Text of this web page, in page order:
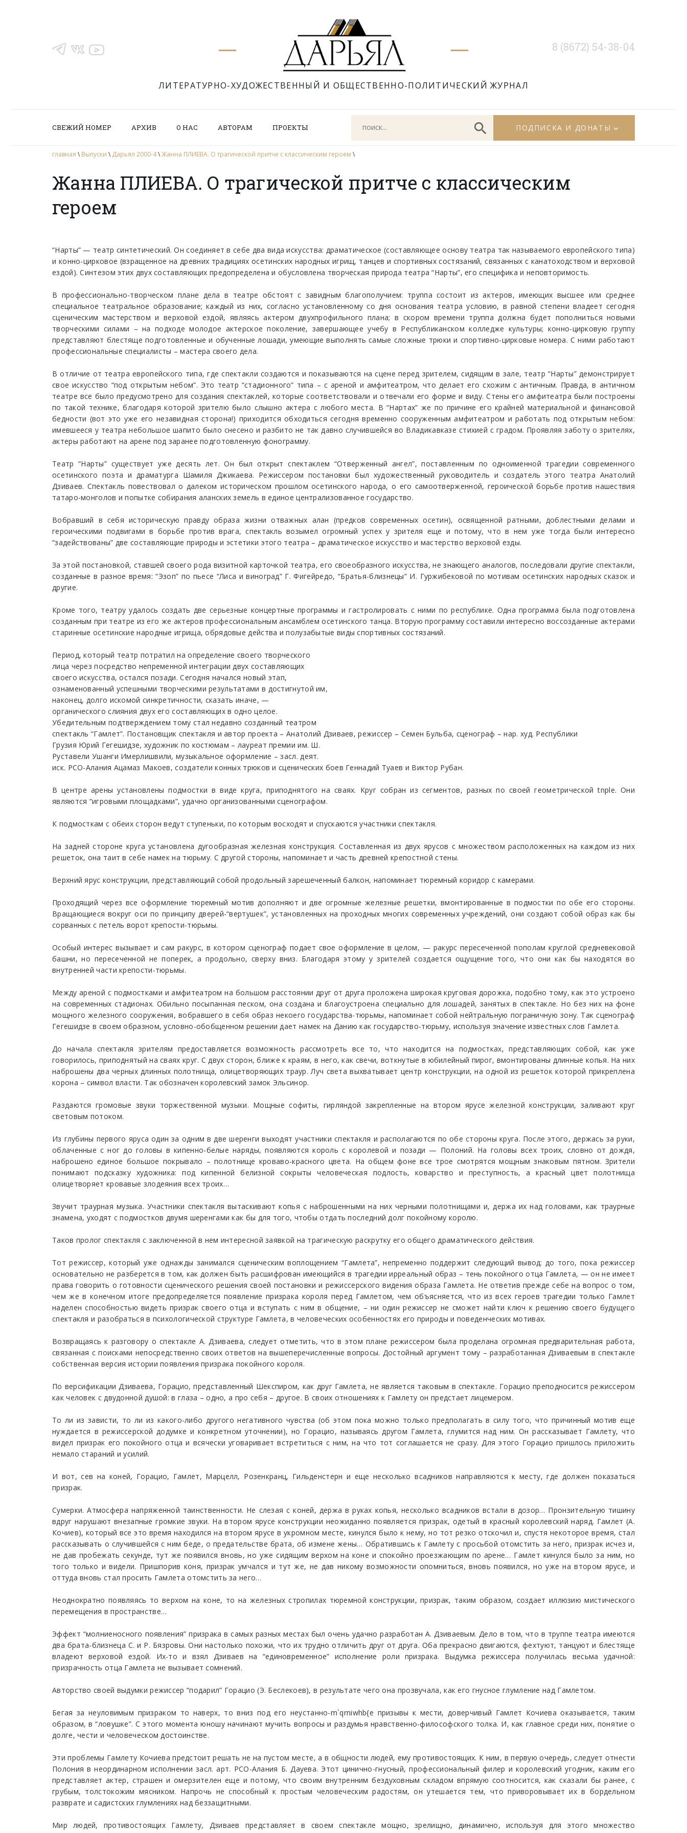
ЛИТЕРАТУРНО-ХУДОЖЕСТВЕННЫЙ И ОБЩЕСТВЕННО-ПОЛИТИЧЕСКИЙ ЖУРНАЛ
8 (8672) 54-38-04
СВЕЖИЙ НОМЕР АРХИВ О НАС АВТОРАМ ПРОЕКТЫ ПОДПИСКА И ДОНАТЫ
главная \ Выпуски \ Дарьял 2000-4\Жанна ПЛИЕВА. О трагической притче с классическим героем \
Жанна ПЛИЕВА. О трагической притче с классическим
героем
“Нарты” — театр синтетический. Он соединяет в себе два вида искусства: драматическое (составляющее основу театра так называемого европейского типа)
и конно-цирковое (взращенное на древних традициях осетинских народных игрищ, танцев и спортивных состязаний, связанных с канатоходством и верховой
ездой). Синтезом этих двух составляющих предопределена и обусловлена творческая природа театра “Нарты”, его специфика и неповторимость.
В профессионально-творческом плане дела в театре обстоят с завидным благополучием: труппа состоит из актеров, имеющих высшее или среднее
специальное театральное образование; каждый из них, согласно установленному со дня основания театра условию, в равной степени владеет сегодня
сценическим мастерством и верховой ездой, являясь актером двухпрофильного плана; в скором времени труппа должна будет пополниться новыми
творческими силами – на подходе молодое актерское поколение, завершающее учебу в Республиканском колледже культуры; конно-цирковую группу
представляют блестяще подготовленные и обученные лошади, умеющие выполнять самые сложные трюки и спортивно-цирковые номера. С ними работают
профессиональные специалисты – мастера своего дела.
В отличие от театра европейского типа, где спектакли создаются и показываются на сцене перед зрителем, сидящим в зале, театр “Нарты” демонстрирует
свое искусство “под открытым небом”. Это театр “стадионного” типа – с ареной и амфитеатром, что делает его схожим с античным. Правда, в античном
театре все было предусмотрено для создания спектаклей, которые соответствовали и отвечали его форме и виду. Стены его амфитеатра были построены
по такой технике, благодаря которой зрителю было слышно актера с любого места. В “Нартах” же по причине его крайней материальной и финансовой
бедности (вот это уже его незавидная сторона!) приходится обходиться сегодня временно сооруженным амфитеатром и работать под открытым небом:
имевшееся у театра небольшое шапито было снесено и разбито не так давно случившейся во Владикавказе стихией с градом. Проявляя заботу о зрителях,
актеры работают на арене под заранее подготовленную фонограмму.
Театр “Нарты” существует уже десять лет. Он был открыт спектаклем “Отверженный ангел”, поставленным по одноименной трагедии современного
осетинского поэта и драматурга Шамиля Джикаева. Режиссером постановки был художественный руководитель и создатель этого театра Анатолий
Дзиваев. Спектакль повествовал о далеком историческом прошлом осетинского народа, о его самоотверженной, героической борьбе против нашествия
татаро-монголов и попытке собирания аланских земель в единое централизованное государство.
Вобравший в себя историческую правду образа жизни отважных алан (предков современных осетин), освященной ратными, доблестными делами и
героическими подвигами в борьбе против врага, спектакль возымел огромный успех у зрителя еще и потому, что в нем уже тогда были интересно
“задействованы” две составляющие природы и эстетики этого театра – драматическое искусство и мастерство верховой езды.
За этой постановкой, ставшей своего рода визитной карточкой театра, его своеобразного искусства, не знающего аналогов, последовали другие спектакли,
созданные в разное время: “Эзоп” по пьесе “Лиса и виноград” Г. Фигейредо, “Братья-близнецы” И. Гуржибековой по мотивам осетинских народных сказок и
другие.
Кроме того, театру удалось создать две серьезные концертные программы и гастролировать с ними по республике. Одна программа была подготовлена
созданным при театре из его же актеров профессиональным ансамблем осетинского танца. Вторую программу составили интересно воссозданные актерами
старинные осетинские народные игрища, обрядовые действа и полузабытые виды спортивных состязаний.
Период, который театр потратил на определение своего творческого
лица через посредство непременной интеграции двух составляющих
своего искусства, остался позади. Сегодня начался новый этап,
ознаменованный успешными творческими результатами в достигнутой им,
наконец, долго искомой синкретичности, сказать иначе, —
органического слияния двух его составляющих в одно целое.
Убедительным подтверждением тому стал недавно созданный театром
спектакль “Гамлет”. Постановщик спектакля и автор проекта – Анатолий Дзиваев, режиссер – Семен Бульба, сценограф – нар. худ. Республики
Грузия Юрий Гегешидзе, художник по костюмам – лауреат премии им. Ш.
Руставели Ушанги Имерлишвили, музыкальное оформление – засл. деят.
иск. РСО-Алания Ацамаз Макоев, создатели конных трюков и сценических боев Геннадий Туаев и Виктор Рубан.
В центре арены установлены подмостки в виде круга, приподнятого на сваях. Круг собран из сегментов, разных по своей геометрической tnple. Они
являются “игровыми площадками”, удачно организованными сценографом.
К подмосткам с обеих сторон ведут ступеньки, по которым восходят и спускаются участники спектакля.
На задней стороне круга установлена дугообразная железная конструкция. Составленная из двух ярусов с множеством расположенных на каждом из них
решеток, она таит в себе намек на тюрьму. С другой стороны, напоминает и часть древней крепостной стены.
Верхний ярус конструкции, представляющий собой продольный зарешеченный балкон, напоминает тюремный коридор с камерами.
Проходящий через все оформление тюремный мотив дополняют и две огромные железные решетки, вмонтированные в подмостки по обе его стороны.
Вращающиеся вокруг оси по принципу дверей-“вертушек”, установленных на проходных многих современных учреждений, они создают собой образ как бы
сорванных с петель ворот крепости-тюрьмы.
Особый интерес вызывает и сам ракурс, в котором сценограф подает свое оформление в целом, — ракурс пересеченной пополам круглой средневековой
башни, но пересеченной не поперек, а продольно, сверху вниз. Благодаря этому у зрителей создается ощущение того, что они как бы находятся во
внутренней части крепости-тюрьмы.
Между ареной с подмостками и амфитеатром на большом расстоянии друг от друга проложена широкая круговая дорожка, подобно тому, как это устроено
на современных стадионах. Обильно посыпанная песком, она создана и благоустроена специально для лошадей, занятых в спектакле. Но без них на фоне
мощного железного сооружения, вобравшего в себя образ некоего государства-тюрьмы, напоминает собой нейтральную пограничную зону. Так сценограф
Гегешидзе в своем образном, условно-обобщенном решении дает намек на Данию как государство-тюрьму, используя значение известных слов Гамлета.
До начала спектакля зрителям предоставляется возможность рассмотреть все то, что находится на подмостках, представляющих собой, как уже
говорилось, приподнятый на сваях круг. С двух сторон, ближе к краям, в него, как свечи, воткнутые в юбилейный пирог, вмонтированы длинные копья. На них
наброшены два черных длинных полотнища, олицетворяющих траур. Луч света выхватывает центр конструкции, на одной из решеток которой прикреплена
корона – символ власти. Так обозначен королевский замок Эльсинор.
Раздаются громовые звуки торжественной музыки. Мощные софиты, гирляндой закрепленные на втором ярусе железной конструкции, заливают круг
световым потоком.
Из глубины первого яруса один за одним в две шеренги выходят участники спектакля и располагаются по обе стороны круга. После этого, держась за руки,
облаченные с ног до головы в кипенно-белые наряды, появляются король с королевой и позади — Полоний. На головы всех троих, словно от дождя,
наброшено единое большое покрывало – полотнище кроваво-красного цвета. На общем фоне все трое смотрятся мощным знаковым пятном. Зрители
понимают подсказку художника: под кипенной белизной сокрыты человеческая подлость, коварство и преступность, а красный цвет полотнища
олицетворяет кровавые злодеяния всех троих…
Звучит траурная музыка. Участники спектакля вытаскивают копья с наброшенными на них черными полотнищами и, держа их над головами, как траурные
знамена, уходят с подмостков двумя шеренгами как бы для того, чтобы отдать последний долг покойному королю.
Таков пролог спектакля с заключенной в нем интересной заявкой на трагическую раскрутку его общего драматического действия.
Тот режиссер, который уже однажды занимался сценическим воплощением “Гамлета”, непременно поддержит следующий вывод: до того, пока режиссер
основательно не разберется в том, как должен быть расшифрован имеющийся в трагедии ирреальный образ – тень покойного отца Гамлета, — он не имеет
права говорить о готовности сценического решения своей постановки и режиссерского видения образа Гамлета. Не ответив прежде себе на вопрос о том,
чем же в конечном итоге предопределяется появление призрака короля перед Гамлетом, чем объясняется, что из всех героев трагедии только Гамлет
наделен способностью видеть призрак своего отца и вступать с ним в общение, – ни один режиссер не сможет найти ключ к решению своего будущего
спектакля и разобраться в психологической структуре Гамлета, в человеческих особенностях его природы и поведенческих мотивах.
Возвращаясь к разговору о спектакле А. Дзиваева, следует отметить, что в этом плане режиссером была проделана огромная предварительная работа,
связанная с поисками непосредственно своих ответов на вышеперечисленные вопросы. Достойный аргумент тому – разработанная Дзиваевым в спектакле
собственная версия истории появления призрака покойного короля.
По версификации Дзиваева, Горацио, представленный Шекспиром, как друг Гамлета, не является таковым в спектакле. Горацио преподносится режиссером
как человек с двудонной душой: в глаза – одно, а про себя – другое. В своих отношениях к Гамлету он предстает лицемером.
То ли из зависти, то ли из какого-либо другого негативного чувства (об этом пока можно только предполагать в силу того, что причинный мотив еще
нуждается в режиссерской додумке и конкретном уточнении), но Горацио, называясь другом Гамлета, глумится над ним. Он рассказывает Гамлету, что
видел призрак его покойного отца и всячески уговаривает встретиться с ним, на что тот соглашается не сразу. Для этого Горацио пришлось приложить
немало стараний и усилий.
И вот, сев на коней, Горацио, Гамлет, Марцелл, Розенкранц, Гильденстерн и еще несколько всадников направляются к месту, где должен показаться
призрак.
Сумерки. Атмосфера напряженной таинственности. Не слезая с коней, держа в руках копья, несколько всадников встали в дозор… Пронзительную тишину
вдруг нарушают внезапные громкие звуки. На втором ярусе конструкции неожиданно появляется призрак, одетый в красный королевский наряд. Гамлет (А.
Кочиев), который все это время находился на втором ярусе в укромном месте, кинулся было к нему, но тот резко отскочил и, спустя некоторое время, стал
рассказывать о случившейся с ним беде, о предательстве брата, об измене жены… Обратившись к Гамлету с просьбой отомстить за него, призрак исчез и,
не дав пробежать секунде, тут же появился вновь, но уже сидящим верхом на коне и спокойно проезжающим по арене… Гамлет кинулся было за ним, но
того только и видели. Пришпорив коня, призрак умчался и тут же, не дав никому возможности опомниться, вновь появился, но уже на втором ярусе, и
оттуда вновь стал просить Гамлета отомстить за него…
Неоднократно появляясь то верхом на коне, то на железных стропилах тюремной конструкции, призрак, таким образом, создает иллюзию мистического
перемещения в пространстве…
Эффект “молниеносного появления” призрака в самых разных местах был очень удачно разработан А. Дзиваевым. Дело в том, что в труппе театра имеются
два брата-близнеца С. и Р. Бязровы. Они настолько похожи, что их трудно отличить друг от друга. Оба прекрасно двигаются, фехтуют, танцуют и блестяще
владеют верховой ездой. Их-то и взял Дзиваев на “единовременное” исполнение роли призрака. Выдумка режиссера получилась весьма удачной:
призрачность отца Гамлета не вызывает сомнений.
Авторство своей выдумки режиссер “подарил” Горацио (Э. Беслекоев), в результате чего она прозвучала, как его гнусное глумление над Гамлетом.
Бегая за неуловимым призраком то наверх, то вниз под его неустанно-m`qrniwhb{e призывы к мести, доверчивый Гамлет Кочиева оказывается, таким
образом, в “ловушке”. С этого момента юношу начинают мучить вопросы и раздумья нравственно-философского толка. И, как главное среди них, понятие о
долге, чести и человеческом достоинстве.
Эти проблемы Гамлету Кочиева предстоит решать не на пустом месте, а в общности людей, ему противостоящих. К ним, в первую очередь, следует отнести
Полония в неординарном исполнении засл. арт. РСО-Алания Б. Дауева. Этот цинично-гнусный, профессиональный филер и королевский угодник, каким его
представляет актер, страшен и омерзителен еще и потому, что своим внутренним бездуховным складом впрямую соотносится, как сказали бы ранее, с
грубым, толстокожим мясником. Напрочь не способный к простым человеческим радостям, он утешается тем, что приворовывает их в бордельном
разврате и садистских глумлениях над беззащитными.
Мир людей, противостоящих Гамлету, Дзиваев представляет в своем спектакле мощно, зрелищно, динамично, используя для этого множество